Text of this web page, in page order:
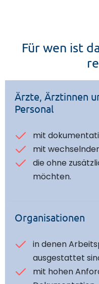
Für wen ist
Ärzte, Ärztinnen
Personal
mit
mit
die ohne
möchten.
Organisationen
in denen
ausgestattet
mit hohen